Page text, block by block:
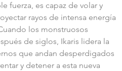
fuerza, es capaz de volar y
rayos de intensa energía
los monstruosos
de siglos, Ikaris lidera la
que andan desperdigados
y detener a esta nueva